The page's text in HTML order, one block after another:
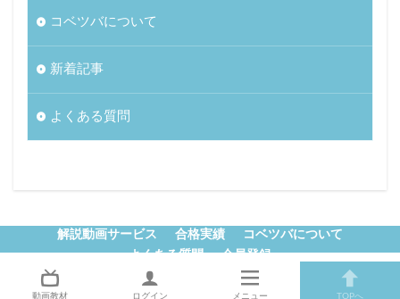
コベツバについて
新着記事
よくある質問
解説動画サービス 合格実績
コベツバについて
よくある質問
会員登録
© Copyright 2026 中学受験コベツバ
動画教材 ログイン メニュー TOPへ